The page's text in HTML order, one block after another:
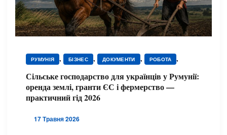
РУМУНІЯ , БІЗНЕС , ДОКУМЕНТИ , РОБОТА ,
Сільське господарство для українців у Румунії:
оренда землі, гранти ЄС і фермерство —
практичний гід 2026
17 Травня 2026